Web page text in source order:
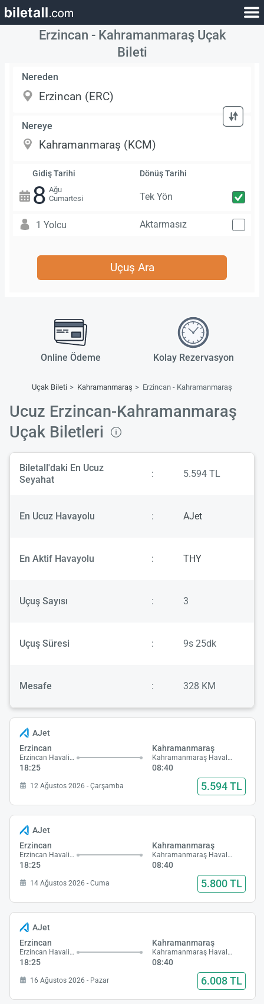
Erzincan - Kahramanmaraş Uçak
Bileti
Nereden
Nereye
Gidiş Tarihi
8 Ağu
Cumartesi
Dönüş Tarihi
Tek Yön
1 Yolcu Aktarmasız
Uçuş Ara
Online Ödeme Kolay Rezervasyon
Uçak Bileti Kahramanmaraş Erzincan - Kahramanmaraş
Ucuz Erzincan-Kahramanmaraş
Uçak Biletleri
Biletall'daki En Ucuz
Seyahat
: 5.594 TL
En Ucuz Havayolu : AJet
En Aktif Havayolu : THY
Uçuş Sayısı : 3
Uçuş Süresi : 9s 25dk
Mesafe : 328 KM
AJet
Erzincan
Erzincan Havalimanı
18:25
Kahramanmaraş
Kahramanmaraş Havalimanı
08:40
12 Ağustos 2026 - Çarşamba 5.594 TL
AJet
Erzincan
Erzincan Havalimanı
18:25
Kahramanmaraş
Kahramanmaraş Havalimanı
08:40
14 Ağustos 2026 - Cuma 5.800 TL
AJet
Erzincan
Erzincan Havalimanı
18:25
Kahramanmaraş
Kahramanmaraş Havalimanı
08:40
16 Ağustos 2026 - Pazar 6.008 TL